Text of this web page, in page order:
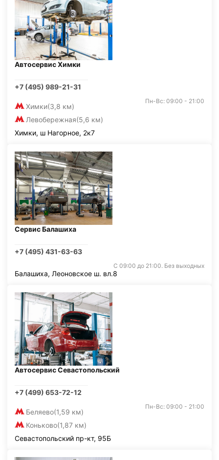
Автосервис Химки
+7 (495) 989-21-31
Химки(3,8 км)
Левобережная(5,6 км)
Пн-Вс: 09:00 - 21:00
Химки, ш Нагорное, 2к7
Сервис Балашиха
+7 (495) 431-63-63
С 09:00 до 21:00. Без выходных
Балашиха, Леоновское ш. вл.8
Автосервис Севастопольский
+7 (499) 653-72-12
Беляево(1,59 км)
Коньково(1,87 км)
Пн-Вс: 09:00 - 21:00
Севастопольский пр-кт, 95Б